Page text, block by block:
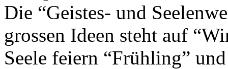
Die “Geistes- und
grossen Ideen steht auf
Seele feiern “Frühling”